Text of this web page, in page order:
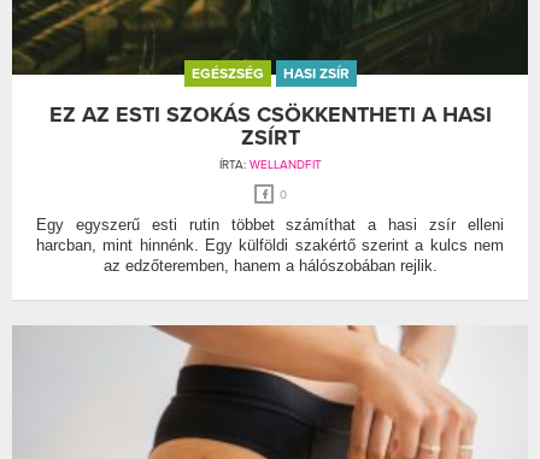
EGÉSZSÉG HASI ZSÍR
EZ AZ ESTI SZOKÁS CSÖKKENTHETI A HASI
ZSÍRT
ÍRTA: WELLANDFIT
0
Egy egyszerű esti rutin többet számíthat a hasi zsír elleni
harcban, mint hinnénk. Egy külföldi szakértő szerint a kulcs nem
az edzőteremben, hanem a hálószobában rejlik.